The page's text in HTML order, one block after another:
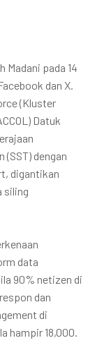
Madani pada 14
dan X.
(Kluster
Datuk
dengan
digantikan
siling
data
90% netizen di
dan
di
hampir 18,000.